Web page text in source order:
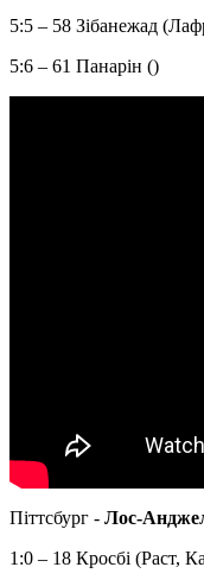
5:5 – 58 Зібанежад
5:6 – 61 Панарін ()
Піттсбург - Лос-
1:0 – 18 Кросбі (Раст,